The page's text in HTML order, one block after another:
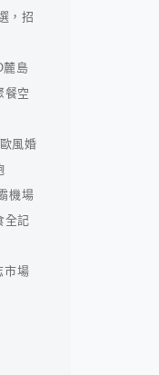
，招
麓島
餐空
風婚
機場
全記
市場